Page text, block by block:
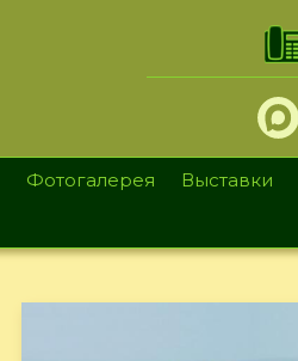
Фотогалерея Выставки